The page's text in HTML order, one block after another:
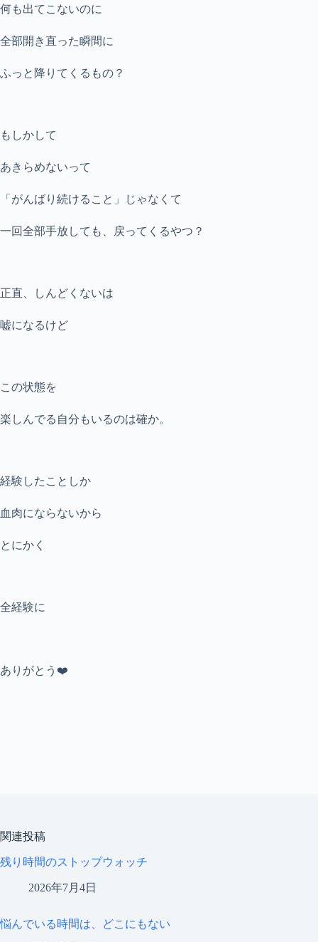
何も出てこないのに
全部開き直った瞬間に
ふっと降りてくるもの？
もしかして
あきらめないって
「がんばり続けること」じゃなくて
一回全部手放しても、戻ってくるやつ？
正直、しんどくないは
嘘になるけど
この状態を
楽しんでる自分もいるのは確か。
経験したことしか
血肉にならないから
とにかく
全経験に
ありがとう❤️
関連投稿
残り時間のストップウォッチ
2026年7月4日
悩んでいる時間は、どこにもない